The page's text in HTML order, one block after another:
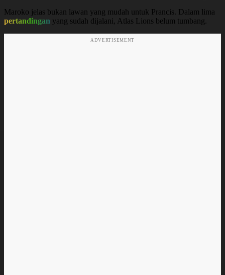
Maroko jelas bukan lawan yang mudah untuk Prancis. Dalam lima
pertandingan yang sudah dijalani, Atlas Lions belum tumbang.
ADVERTISEMENT